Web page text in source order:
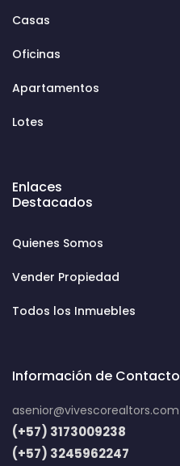
Casas
Oficinas
Apartamentos
Lotes
Enlaces
Destacados
Quienes Somos
Vender Propiedad
Todos los Inmuebles
Información de Contacto
asenior@vivescorealtors.com
(+57) 3173009238
(+57) 3245962247